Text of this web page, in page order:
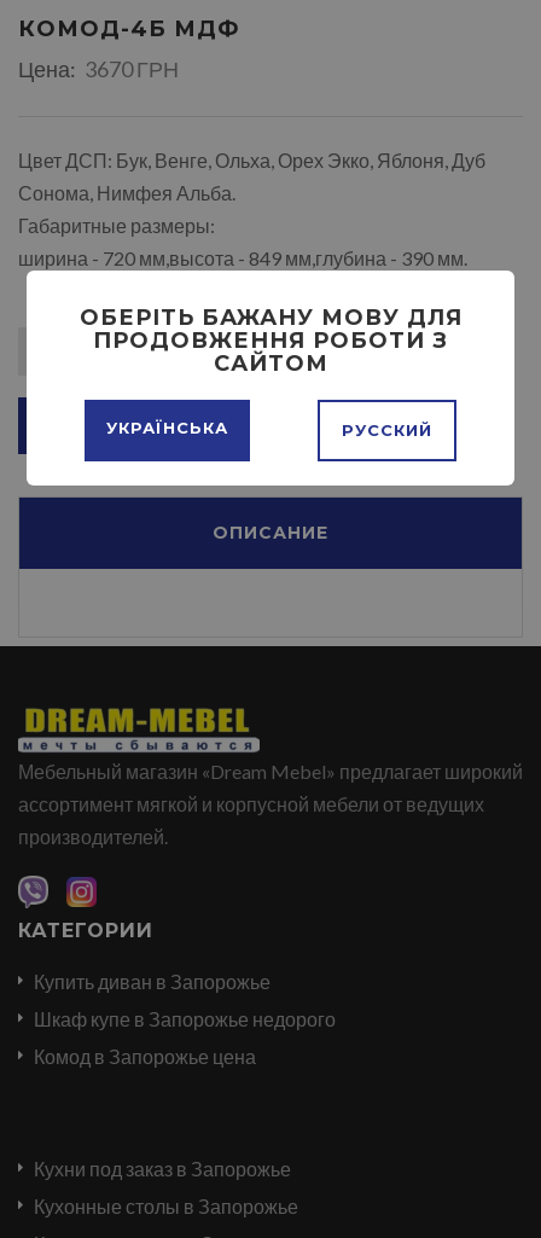
КОМОД-4Б МДФ
Цена: 3670 ГРН
Цвет ДСП: Бук, Венге, Ольха, Орех Экко, Яблоня, Дуб
Сонома, Нимфея Альба.
Габаритные размеры:
ширина - 720 мм,высота - 849 мм,глубина - 390 мм.
ДОБАВИТЬ В КОРЗИНУ
ОПИСАНИЕ
Мебельный магазин «Dream Mebel» предлагает широкий
ассортимент мягкой и корпусной мебели от ведущих
производителей.
КАТЕГОРИИ
Купить диван в Запорожье
Шкаф купе в Запорожье недорого
Комод в Запорожье цена
Кухни под заказ в Запорожье
Кухонные столы в Запорожье
ОБЕРІТЬ БАЖАНУ МОВУ ДЛЯ
ПРОДОВЖЕННЯ РОБОТИ З
САЙТОМ
УКРАЇНСЬКА РУССКИЙ